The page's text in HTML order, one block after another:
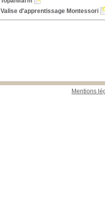
Valise d'apprentissage Montessori
Mentions